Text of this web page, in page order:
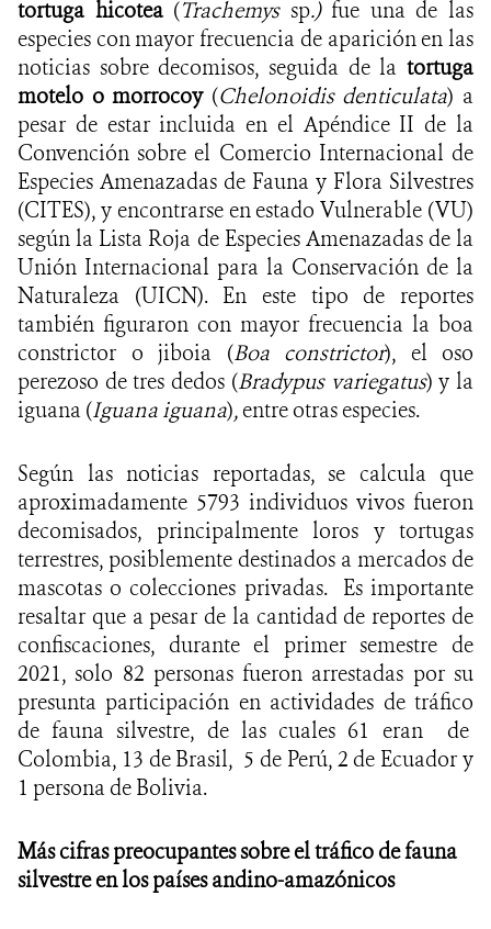
tortuga hicotea(Trachemys sp.)fue una de las
especies con mayor frecuencia de aparición en las
noticias sobre decomisos, seguida de la tortuga
motelo o morrocoy(Chelonoidis denticulata) a
pesar de estar incluida en el Apéndice II de la
Convención sobre el Comercio Internacional de
Especies Amenazadas de Fauna y Flora Silvestres
(CITES), y encontrarse en estado Vulnerable (VU)
según la Lista Roja de Especies Amenazadas de la
Unión Internacional para la Conservación de la
Naturaleza (UICN). En este tipo de reportes
también figuraron con mayor frecuencia la boa
constrictor o jiboia (Boa constrictor), el oso
perezoso de tres dedos (Bradypus variegatus) y la
iguana (Iguana iguana), entre otras especies.
Según las noticias reportadas, se calcula que
aproximadamente 5793 individuos vivos fueron
decomisados, principalmente loros y tortugas
terrestres, posiblemente destinados a mercados de
mascotas o colecciones privadas. Es importante
resaltar que a pesar de la cantidad de reportes de
confiscaciones, durante el primer semestre de
2021, solo 82 personas fueron arrestadas por su
presunta participación en actividades de tráfico
de fauna silvestre, de las cuales 61 eran de
Colombia, 13 de Brasil, 5 de Perú, 2 de Ecuador y
1 persona de Bolivia.
Más cifras preocupantes sobre el tráfico de fauna
silvestre en los países andino-amazónicos